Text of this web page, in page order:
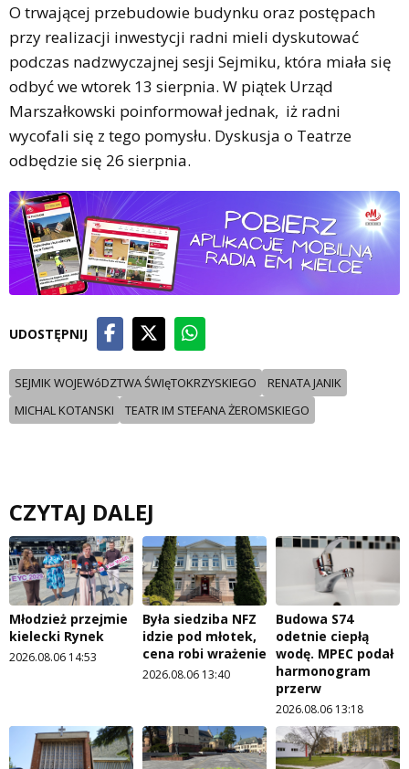
O trwającej przebudowie budynku oraz postępach
przy realizacji inwestycji radni mieli dyskutować
podczas nadzwyczajnej sesji Sejmiku, która miała się
odbyć we wtorek 13 sierpnia. W piątek Urząd
Marszałkowski poinformował jednak, iż radni
wycofali się z tego pomysłu. Dyskusja o Teatrze
odbędzie się 26 sierpnia.
UDOSTĘPNIJ
SEJMIK WOJEWóDZTWA ŚWIęTOKRZYSKIEGO
RENATA JANIK
MICHAL KOTANSKI
TEATR IM STEFANA ŻEROMSKIEGO
CZYTAJ DALEJ
Młodzież przejmie
kielecki Rynek
2026.08.06 14:53
Była siedziba NFZ
idzie pod młotek,
cena robi wrażenie
2026.08.06 13:40
Budowa S74
odetnie ciepłą
wodę. MPEC podał
harmonogram
przerw
2026.08.06 13:18